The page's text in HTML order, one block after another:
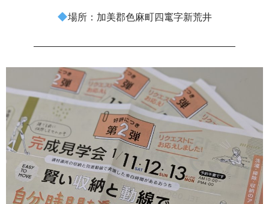
場所：加美郡色麻町四竃字新荒井
―――――――――――――――――――――